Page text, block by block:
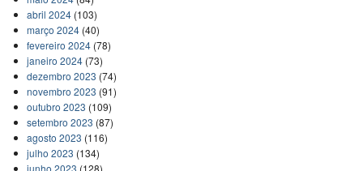
abril 2024(103)
março 2024(40)
fevereiro 2024(78)
janeiro 2024(73)
dezembro 2023 (74)
novembro 2023 (91)
outubro 2023 (109)
setembro 2023 (87)
agosto 2023 (116)
julho 2023 (134)